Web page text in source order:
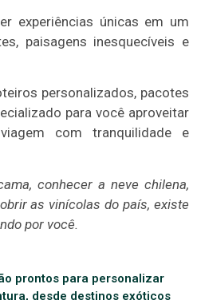
experiências únicas em um
paisagens inesquecíveis e
personalizados, pacotes
para você aproveitar
com tranquilidade e
conhecer a neve chilena,
as vinícolas do país, existe
por você.
prontos para personalizar
desde destinos exóticos